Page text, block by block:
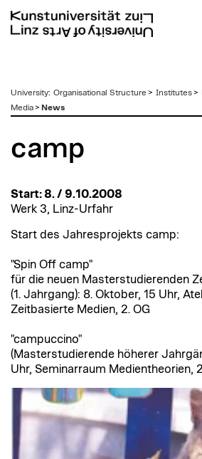
zum
Inhalt
University: Organisational Structure > Institutes>
Media> News
camp
Start: 8. / 9.10.2008
Werk 3, Linz-Urfahr
Start des Jahresprojekts camp:
"Spin Off camp"
für die neuen Masterstudierenden
(1. Jahrgang): 8. Oktober, 15 Uhr,
Zeitbasierte Medien, 2. OG
"campuccino"
(Masterstudierende höherer
Uhr, Seminarraum Medientheorien,